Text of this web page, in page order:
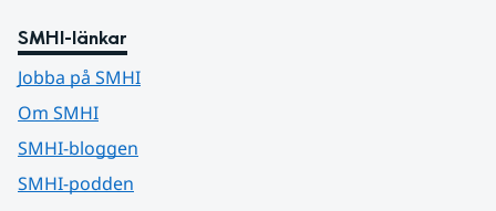
SMHI-länkar
Jobba på SMHI
Om SMHI
SMHI-bloggen
SMHI-podden